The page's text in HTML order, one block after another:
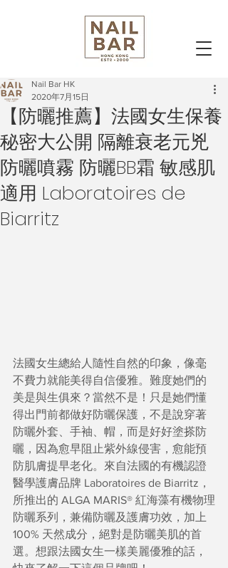
【防曬推薦】法國女生保養
秘密大公開 隔離衰老元兇
防曬噴霧 防曬BB霜 敏感肌
適用 Laboratoires de
Biarritz
Nail Bar HK
2020年7月15日
法國女生總給人隨性自然的印象，像毫
不費力就能美得自信優雅。難度她們的
美是與生俱來？當然不是！只是她們懂
得出門前都做好防曬保護，不是說穿著
防曬外套、手袖、帽，而是好好塗搽防
曬，因為愈早阻止紫外線侵害，愈能預
防肌膚提早老化。來自法國的有機認證
醫學護膚品牌 Laboratoires de Biarritz，
所推出的 ALGA MARIS® 紅海藻有機物理
防曬系列，兼備防曬及護膚功效，加上
100% 天然成分，絕對是防曬美肌的首
選。想跟法國女生一樣美麗優雅的話，